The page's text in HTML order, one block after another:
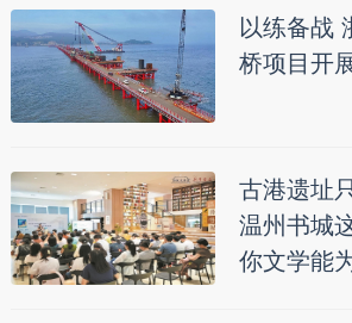
以练备战
桥项目开
古港遗址
温州书城
你文学能